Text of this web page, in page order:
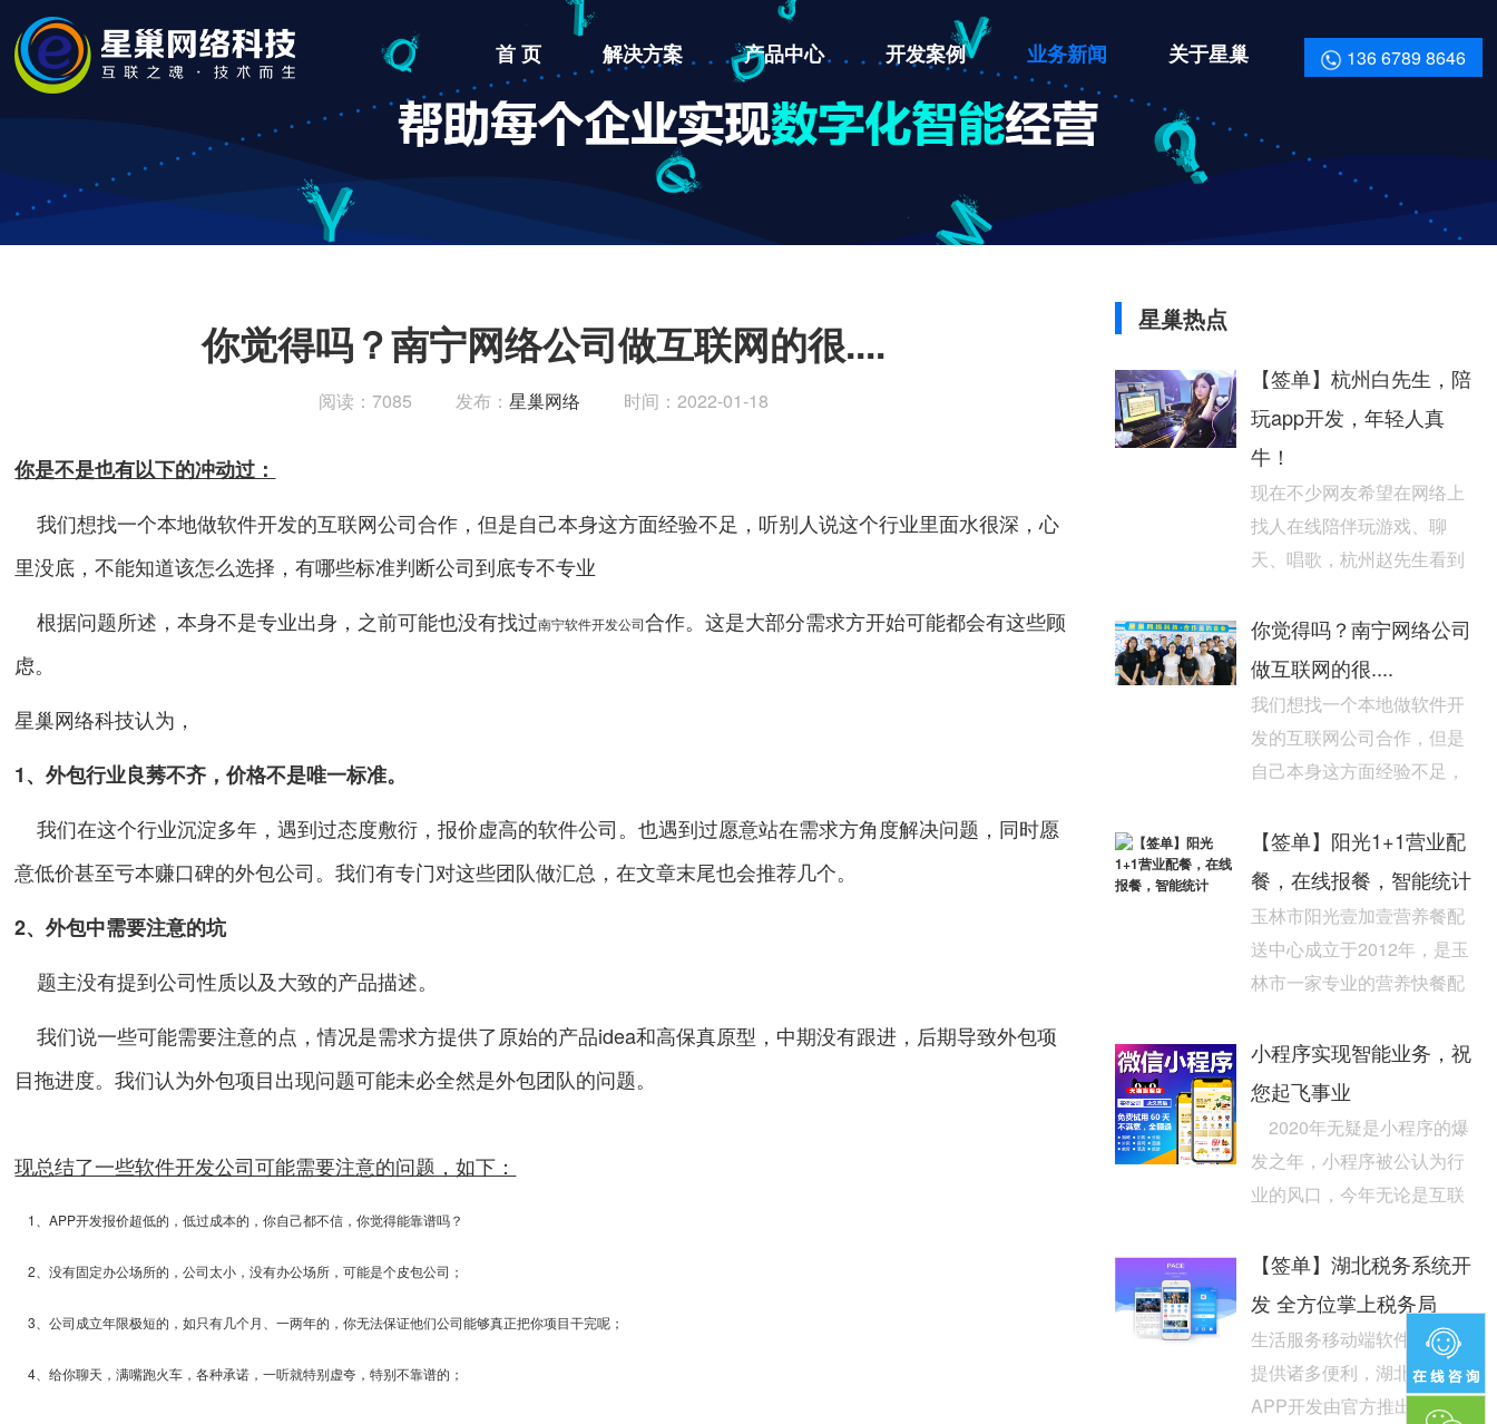
136 6789 8646
首 页 解决方案 产品中心 开发案例 业务新闻 关于星巢
你觉得吗？南宁网络公司做互联网的很....
阅读：7085 发布： 星巢网络 时间：2022-01-18
你是不是也有以下的冲动过：
我们想找一个本地做软件开发的互联网公司合作，但是自己本身这方面经验不足，听别人说这个行业里面水很深，心
里没底，不能知道该怎么选择，有哪些标准判断公司到底专不专业
根据问题所述，本身不是专业出身，之前可能也没有找过南宁软件开发公司合作。这是大部分需求方开始可能都会有这些顾
虑。
星巢网络科技认为，
1、外包行业良莠不齐，价格不是唯一标准。
我们在这个行业沉淀多年，遇到过态度敷衍，报价虚高的软件公司。也遇到过愿意站在需求方角度解决问题，同时愿
意低价甚至亏本赚口碑的外包公司。我们有专门对这些团队做汇总，在文章末尾也会推荐几个。
2、外包中需要注意的坑
题主没有提到公司性质以及大致的产品描述。
我们说一些可能需要注意的点，情况是需求方提供了原始的产品idea和高保真原型，中期没有跟进，后期导致外包项
目拖进度。我们认为外包项目出现问题可能未必全然是外包团队的问题。
现总结了一些软件开发公司可能需要注意的问题，如下：
1、APP开发报价超低的，低过成本的，你自己都不信，你觉得能靠谱吗？
2、没有固定办公场所的，公司太小，没有办公场所，可能是个皮包公司；
3、公司成立年限极短的，如只有几个月、一两年的，你无法保证他们公司能够真正把你项目干完呢；
4、给你聊天，满嘴跑火车，各种承诺，一听就特别虚夸，特别不靠谱的；
星巢热点
【签单】杭州白先生，陪
玩app开发，年轻人真
牛！
现在不少网友希望在网络上
找人在线陪伴玩游戏、聊
天、唱歌，杭州赵先生看到
希望通过广州酷蜂科技的...
你觉得吗？南宁网络公司
做互联网的很....
我们想找一个本地做软件开
发的互联网公司合作，但是
自己本身这方面经验不足，
深，心里没底，不能知道该...
【签单】阳光1+1营业配
餐，在线报餐，智能统计
玉林市阳光壹加壹营养餐配
送中心成立于2012年，是玉
林市一家专业的营养快餐配
校园学生大中小企业职...
小程序实现智能业务，祝
您起飞事业
2020年无疑是小程序的爆
发之年，小程序被公认为行
业的风口，今年无论是互联
都在小程序中进行了布...
【签单】湖北税务系统开
发 全方位掌上税务局
生活服务移动端软件为人们
提供诸多便利，湖北税务
APP开发由官方推出，专门